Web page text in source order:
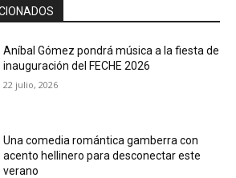
Aníbal Gómez pondrá música a la fiesta de
inauguración del FECHE 2026
22 julio, 2026
Una comedia romántica gamberra con
acento hellinero para desconectar este
verano